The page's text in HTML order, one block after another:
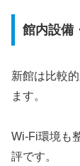
館内設備
新館は比較
ます。
Wi-Fi環境も
評です。